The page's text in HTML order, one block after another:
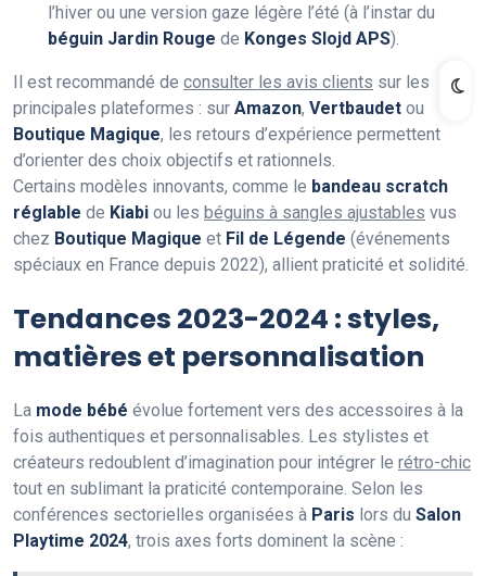
l’hiver ou une version gaze légère l’été (à l’instar du
béguin Jardin Rouge de Konges Slojd APS).
Il est recommandé de consulter les avis clients sur les
principales plateformes : sur Amazon, Vertbaudet ou
Boutique Magique, les retours d’expérience permettent
d’orienter des choix objectifs et rationnels.
Certains modèles innovants, comme le bandeau scratch
réglable de Kiabi ou les béguins à sangles ajustables vus
chez Boutique Magique et Fil de Légende (événements
spéciaux en France depuis 2022), allient praticité et solidité.
Tendances 2023-2024 : styles,
matières et personnalisation
La mode bébé évolue fortement vers des accessoires à la
fois authentiques et personnalisables. Les stylistes et
créateurs redoublent d’imagination pour intégrer le rétro-chic
tout en sublimant la praticité contemporaine. Selon les
conférences sectorielles organisées à Paris lors du Salon
Playtime 2024, trois axes forts dominent la scène :